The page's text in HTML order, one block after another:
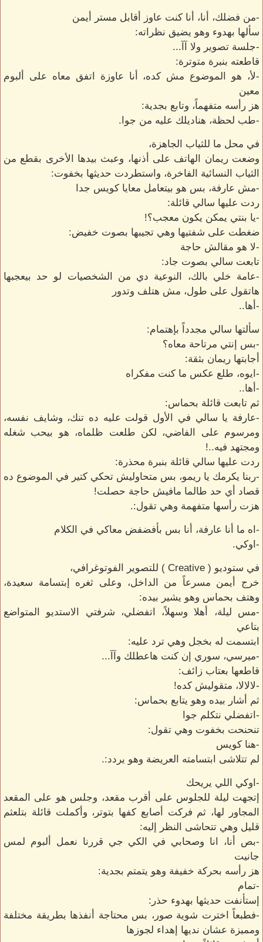
-من فضلك، أنا، أنا كنت عاوز أقابل مستر أيمن
سألها بهدوء وهو يضيق نظراته:
-جلسة تصوير ولا آآ...
قاطعته بنبرة متوترة:
-لأ، هو الموضوع مش كده، أنا عاوزة اتفق معاه على ألبوم
معين
هز رأسه متفهماً، وتابع بجدية:
-طب لحظة، هناديلك عليه من جوا.
في محل ما للثياب الجاهزة،
وضعت ريمان الهاتف على أذنها، وعبث بيدها الأخرى بقطع من
الثياب النسائية الفاخرة، واستطردت حديثها بخفوت:
-مش عارفة، بس هو بيتعامل معايا كويس جدا
ردت عليها سالي قائلة:
-يا بنتي يمكن يكون معجب؟!
ضغطت على شفتيها وهي تجيبها بصوت خفيض:
-لا هو مقالش حاجة
تابعت سالي بصوت جاد:
-عامة خلي بالك، النوعية دي من الشخصيات لو حد بيعجبها
هاتقول على طول، مش هتلف وتدور
-أها..
سألتها سالي مجدداً بإهتمام:
-بس إنتي مرتاحة معاه؟
أجابتها ريمان بثقة:
-ايوه، طلع عكس ما كنت مفكراه
-أها..
ثم تابعت قائلة بحماس:
-عارفة يا سالي في الأول قولت عليه ده تنك، وشايف نفسه،
ومرسوم على الفاضي، لكن طلعت ظلماه، هو بيحب شغله
ومجتهد فيه..!
ردت عليها سالي قائلة بنبرة محذرة:
-ربنا يكرمك يا ريمو، بس متحاوليش تحكي كتير في الموضوع ده
قصاد أي حد طالما مافيش حاجة حصلت!
هزت رأسها متفهمة وهي تقول:.
-اه ما أنا عارفة، أنا بس بأفضفض معاكي في الكلام
-اوكي.
في ستوديو ( Creative ) للتصوير الفوتوغرافي،
خرج أيمن مسرعاً من الداخل، وعلى ثغره إبتسامة سعيدة،
وهتف بحماس وهو يشير بيده:
-مس ليلة، أهلا وسهلاً، اتفضلي، شرفتي الاستديو المتواضع
بتاعي
ابتسمت له بخجل وهي ترد عليه:
-ميرسي، سوري إن كنت هاعطلك وآآ...
قاطعها بعتاب زائف:
-لالالا، متقوليش كده!
ثم أشار بيده وهو يتابع بحماس:
-اتفضلي نتكلم جوا
تنحنحت بخفوت وهي تقول:
-هنا كويس
لم تتلاشى ابتسامته العريضة وهو يردد:.
-اوكي اللي يريحك
إتجهت ليلة للجلوس على أقرب مقعد، وجلس هو على المقعد
المجاور لها، ثم فركت أصابع كفها بتوتر، وأكملت قائلة بتلعثم
قليل وهي تتحاشى النظر إليه:
-بص أنا، انا وصحابي في الكي جي قررنا نعمل ألبوم لمس
جانيت
هز رأسه بحركة خفيفة وهو يتمتم بجدية:
-تمام
إستأنفت حديثها بهدوء حذر:
-فطبعاً اخترت شوية صور، بس محتاجة أنفذها بطريقة مختلفة
ومميزة عشان نديها إهداء لجوزها